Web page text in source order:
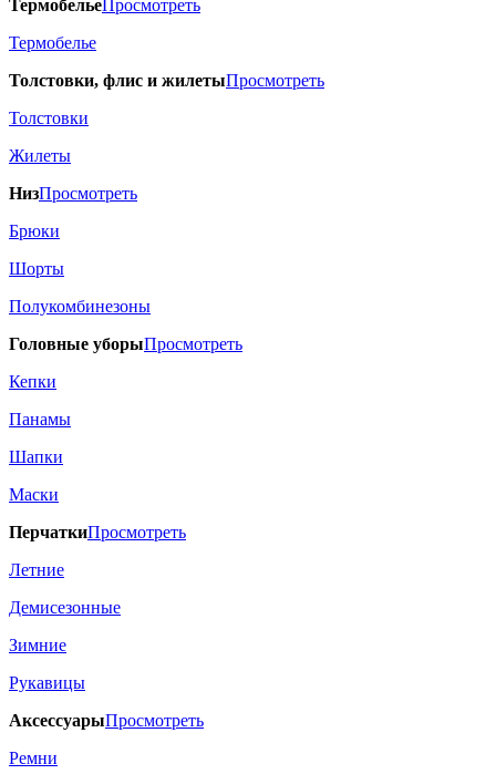
ТермобельеПросмотреть
Термобелье
Толстовки, флис и жилетыПросмотреть
Толстовки
Жилеты
НизПросмотреть
Брюки
Шорты
Полукомбинезоны
Головные уборыПросмотреть
Кепки
Панамы
Шапки
Маски
ПерчаткиПросмотреть
Летние
Демисезонные
Зимние
Рукавицы
АксессуарыПросмотреть
Ремни